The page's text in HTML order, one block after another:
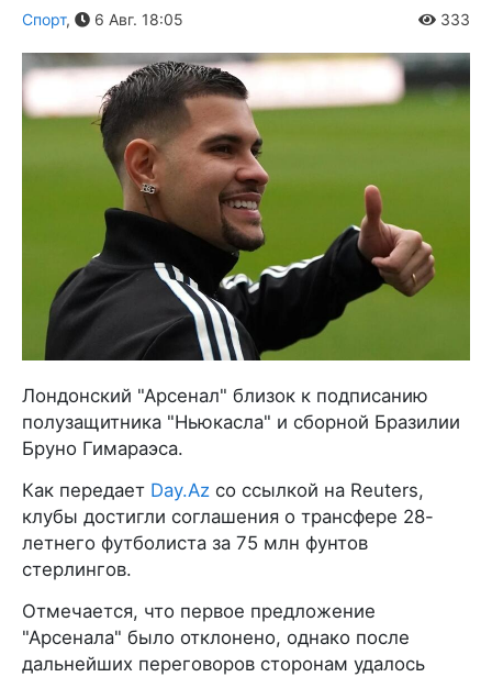
Спорт, 6 Авг. 18:05 333
Лондонский "Арсенал" близок к подписанию
полузащитника "Ньюкасла" и сборной Бразилии
Бруно Гимараэса.
Как передает Day.Az со ссылкой на Reuters,
клубы достигли соглашения о трансфере 28-
летнего футболиста за 75 млн фунтов
стерлингов.
Отмечается, что первое предложение
"Арсенала" было отклонено, однако после
дальнейших переговоров сторонам удалось